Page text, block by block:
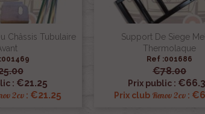
Châssis Tubulaire
: €21.25
2cv: €21.25
view
Support De Siege
Thermolaque
Ref :001686
€78.00
Prix public :
Prix club Renov 2cv:
 Quick view